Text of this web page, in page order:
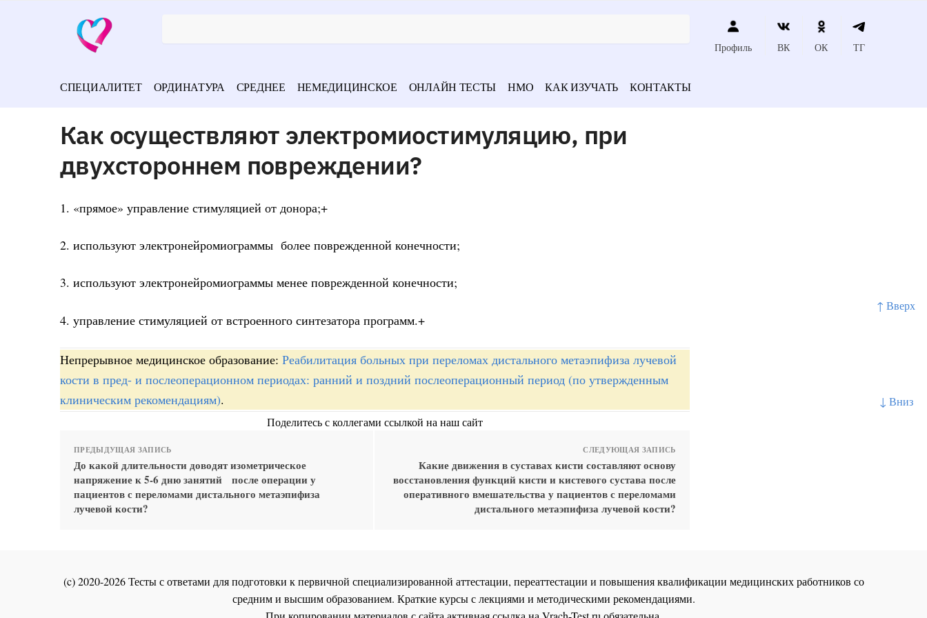
↑ Вверх
↓ Вниз
Профиль ВК ОК ТГ
СПЕЦИАЛИТЕТ ОРДИНАТУРА СРЕДНЕЕ НЕМЕДИЦИНСКОЕ ОНЛАЙН ТЕСТЫ НМО КАК ИЗУЧАТЬ КОНТАКТЫ
Как осуществляют электромиостимуляцию, при
двухстороннем повреждении?
1. «прямое» управление стимуляцией от донора;+
2. используют электронейромиограммы более поврежденной конечности;
3. используют электронейромиограммы менее поврежденной конечности;
4. управление стимуляцией от встроенного синтезатора программ.+
Непрерывное медицинское образование: Реабилитация больных при переломах дистального метаэпифиза лучевой
кости в пред- и послеоперационном периодах: ранний и поздний послеоперационный период (по утвержденным
клиническим рекомендациям).
Поделитесь с коллегами ссылкой на наш сайт
ПРЕДЫДУЩАЯ ЗАПИСЬ
До какой длительности доводят изометрическое
напряжение к 5-6 дню занятий после операции у
пациентов с переломами дистального метаэпифиза
лучевой кости?
СЛЕДУЮЩАЯ ЗАПИСЬ
Какие движения в суставах кисти составляют основу
восстановления функций кисти и кистевого сустава после
оперативного вмешательства у пациентов с переломами
дистального метаэпифиза лучевой кости?
(c) 2020-2026 Тесты с ответами для подготовки к первичной специализированной аттестации, переаттестации и повышения квалификации медицинских работников со
средним и высшим образованием. Краткие курсы с лекциями и методическими рекомендациями.